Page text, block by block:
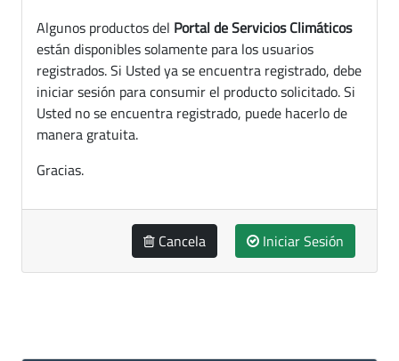
Algunos productos del Portal de Servicios Climáticos
están disponibles solamente para los usuarios
registrados. Si Usted ya se encuentra registrado, debe
iniciar sesión para consumir el producto solicitado. Si
Usted no se encuentra registrado, puede hacerlo de
manera gratuita.
Gracias.
Cancela Iniciar Sesión